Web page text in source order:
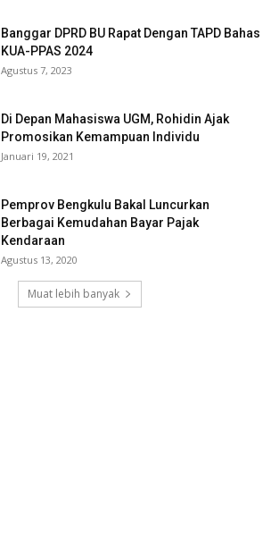
Banggar DPRD BU Rapat Dengan TAPD Bahas
KUA-PPAS 2024
Agustus 7, 2023
Di Depan Mahasiswa UGM, Rohidin Ajak
Promosikan Kemampuan Individu
Januari 19, 2021
Pemprov Bengkulu Bakal Luncurkan
Berbagai Kemudahan Bayar Pajak
Kendaraan
Agustus 13, 2020
Muat lebih banyak